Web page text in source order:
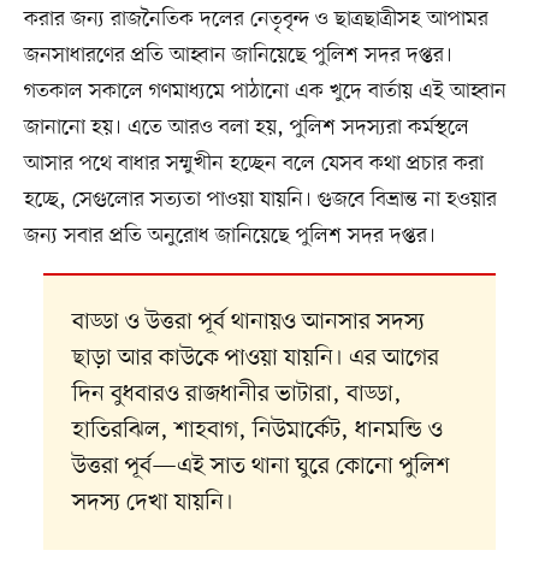
করার জন্য রাজনৈতিক দলের নেতৃবৃন্দ ও ছাত্রছাত্রীসহ আপামর
জনসাধারণের প্রতি আহ্বান জানিয়েছে পুলিশ সদর দপ্তর।
গতকাল সকালে গণমাধ্যমে পাঠানো এক খুদে বার্তায় এই আহ্বান
জানানো হয়। এতে আরও বলা হয়, পুলিশ সদস্যরা কর্মস্থলে
আসার পথে বাধার সম্মুখীন হচ্ছেন বলে যেসব কথা প্রচার করা
হচ্ছে, সেগুলোর সত্যতা পাওয়া যায়নি। গুজবে বিভ্রান্ত না হওয়ার
জন্য সবার প্রতি অনুরোধ জানিয়েছে পুলিশ সদর দপ্তর।
বাড্ডা ও উত্তরা পূর্ব থানায়ও আনসার সদস্য
ছাড়া আর কাউকে পাওয়া যায়নি। এর আগের
দিন বুধবারও রাজধানীর ভাটারা, বাড্ডা,
হাতিরঝিল, শাহবাগ, নিউমার্কেট, ধানমন্ডি ও
উত্তরা পূর্ব—এই সাত থানা ঘুরে কোনো পুলিশ
সদস্য দেখা যায়নি।